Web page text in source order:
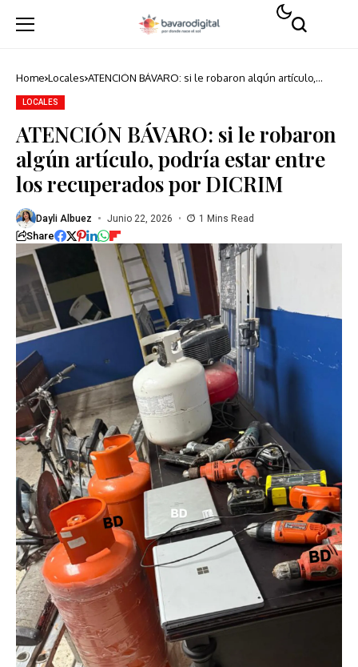
Home Locales ATENCIÓN BÁVARO: si le robaron algún artículo,
LOCALES
ATENCIÓN BÁVARO: si le robaron
algún artículo, podría estar entre
los recuperados por DICRIM
Dayli Albuez Junio 22, 2026 1 Mins Read
Share